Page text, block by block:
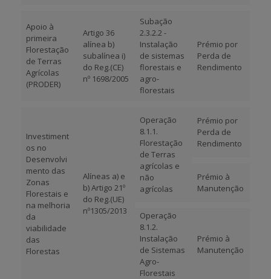
Apoio à
primeira
Florestação
de Terras
Agrícolas
(PRODER)
Artigo 36
alínea b)
subalínea i)
do Reg.(CE)
nº 1698/2005
Subação
2.3.2.2 -
Instalação
de sistemas
florestais e
agro-
florestais
Prémio por
Perda de
Rendimento
Investiment
os no
Desenvolvi
mento das
Zonas
Florestais e
na melhoria
da
viabilidade
das
Florestas
Alíneas a) e
b) Artigo 21º
do Reg.(UE)
nº1305/2013
Operação
8.1.1.
Florestação
de Terras
agrícolas e
não
agrícolas
Prémio por
Perda de
Rendimento
Prémio à
Manutenção
Operação
8.1.2.
Instalação
de Sistemas
Agro-
Florestais
Prémio à
Manutenção